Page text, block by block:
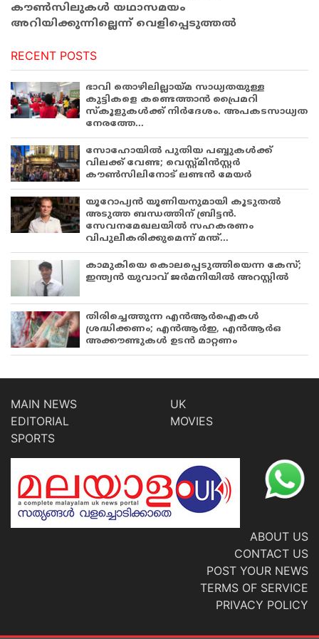
കൗണ്‍സിലുകള്‍ യഥാസമയം
അറിയിക്കുന്നില്ലെന്ന് വെളിപ്പെടുത്തല്‍
RECENT POSTS
ഭാവി തൊഴിലില്ലായ്മ സാധ്യതയുള്ള
കുട്ടികളെ കണ്ടെത്താൻ പ്രൈമറി
സ്കൂളുകൾക്ക് നിർദേശം. അപകടസാധ്യത
നേരത്തേ...
സോഹോയിൽ പുതിയ പബ്ബുകൾക്ക്
വിലക്ക് വേണ്ട; വെസ്റ്റ്മിൻസ്റ്റർ
കൗൺസിലിനോട് ലണ്ടൻ മേയർ
യൂറോപ്യൻ യൂണിയനുമായി കൂടുതൽ
അടുത്ത ബന്ധത്തിന് ബ്രിട്ടൻ.
സേവനമേഖലയിൽ സഹകരണം
വിപുലീകരിക്കുമെന്ന് മന്ത്...
കാമുകിയെ കൊലപ്പെടുത്തിയെന്ന കേസ്;
ഇന്ത്യൻ യുവാവ് ജർമനിയിൽ അറസ്റ്റിൽ
തിരിച്ചെത്തുന്ന എൻആർഐകൾ
ശ്രദ്ധിക്കണം; എൻആർഇ, എൻആർഒ
അക്കൗണ്ടുകൾ ഉടൻ മാറ്റണം
MAIN NEWS
EDITORIAL
SPORTS
UK
MOVIES
ABOUT US
CONTACT US
POST YOUR NEWS
TERMS OF SERVICE
PRIVACY POLICY